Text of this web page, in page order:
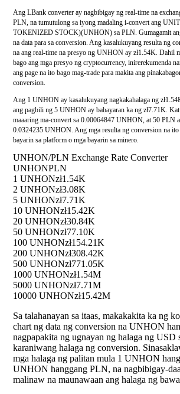
Ang LBank converter ay nagbibigay ng real-time na
PLN, na tumutulong sa iyong madaling i-convert ang
TOKENIZED STOCK)(UNHON) sa PLN. Gumagamit
na data para sa conversion. Ang kasalukuyang resulta ng
na ang real-time na presyo ng UNHON ay zł1.54K. Dahil
bago ang mga presyo ng cryptocurrency, inirerekumenda
ang page na ito bago mag-trade para makita ang
conversion.
Ang 1 UNHON ay kasalukuyang nagkakahalaga ng
ang pagbili ng 5 UNHON ay babayaran ka ng zł7.71K.
maaaring ma-convert sa 0.00064847 UNHON, at 50 PLN
0.0324235 UNHON. Ang mga resulta ng conversion na ito
bayarin sa platform o mga bayarin sa minero.
UNHON/PLN Exchange Rate Converter
UNHONPLN
1 UNHONzł1.54K
2 UNHONzł3.08K
5 UNHONzł7.71K
10 UNHONzł15.42K
20 UNHONzł30.84K
50 UNHONzł77.10K
100 UNHONzł154.21K
200 UNHONzł308.42K
500 UNHONzł771.05K
1000 UNHONzł1.54M
5000 UNHONzł7.71M
10000 UNHONzł15.42M
Sa talahanayan sa itaas, makakakita ka ng
chart ng data ng conversion na UNHON
nagpapakita ng ugnayan ng halaga ng USD
karaniwang halaga ng conversion.
mga halaga ng palitan mula 1 UNHON
UNHON hanggang PLN, na nagbibigay-
malinaw na maunawaan ang halaga ng